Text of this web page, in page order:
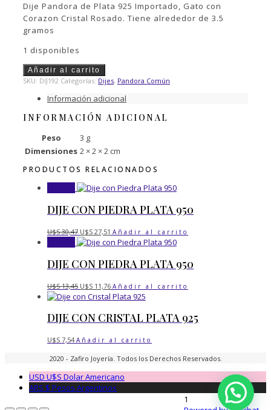
Dije Pandora de Plata 925 Importado, Gato con
Corazon Cristal Rosado. Tiene alrededor de 3.5
gramos
1 disponibles
Dije
Pandora
cantidad
Añadir al carrito
SKU: DIJ192 Categorías: Dijes, Pandora Común
Información adicional
INFORMACIÓN ADICIONAL
Peso
3 g
Dimensiones 2 × 2 × 2 cm
PRODUCTOS RELACIONADOS
DIJE CON PIEDRA PLATA 950
U$S30,47 El
precio
original
U$S 30,47.
U$S 27,51 El
precio
actual
U$S 27,51.
Añadir al carrito
DIJE CON PIEDRA PLATA 950
U$S13,45 El
precio
original
U$S 13,45.
U$S 11,76El
precio
actual
U$S 11,76.
Añadir al carrito
DIJE CON CRISTAL PLATA 925
U$S 7,54 Añadir al carrito
2020 - Zafiro Joyería. Todos los Derechos Reservados.
USD U$S Dolar Americano
ARS $ Pesos Argentinos
1